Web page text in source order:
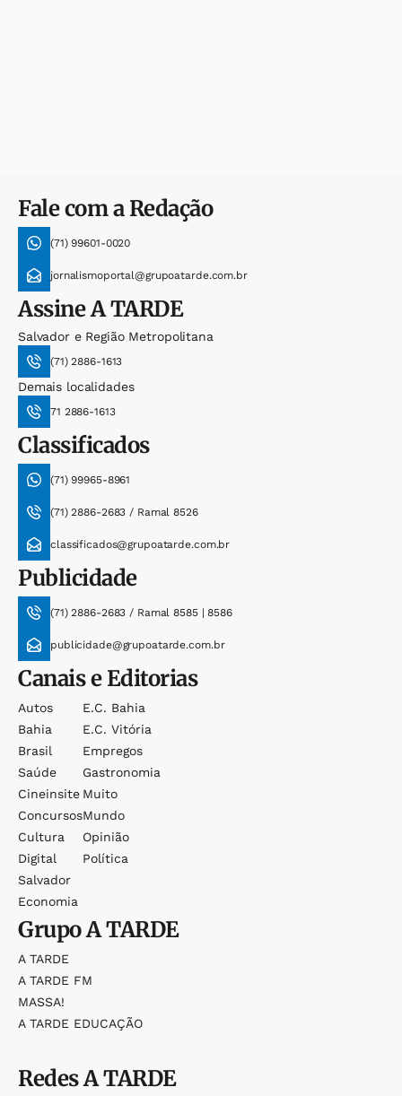
Fale com a Redação
(71) 99601-0020
jornalismoportal@grupoatarde.com.br
AssineA TARDE
Salvador e Região Metropolitana
(71) 2886-1613
Demais localidades
71 2886-1613
Classificados
(71) 99965-8961
(71) 2886-2683 / Ramal 8526
classificados@grupoatarde.com.br
Publicidade
(71) 2886-2683 / Ramal 8585 | 8586
publicidade@grupoatarde.com.br
Canais e Editorias
Autos
Bahia
Brasil
Saúde
Cineinsite
Concursos
Cultura
Digital
Salvador
Economia
E.c. Bahia
E.c. Vitória
Empregos
Gastronomia
Muito
Mundo
Opinião
Política
GrupoA TARDE
A TARDE
A TARDE FM
MASSA!
A TARDE EDUCAÇÃO
RedesA TARDE